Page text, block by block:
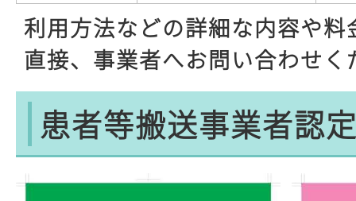
利用方法などの詳細な内容や
直接、事業者へお問い合わせく
患者等搬送事業者認